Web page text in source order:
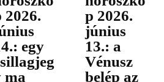
2026.
egy
ma
p 2026.
június
13.: a
Vénusz
belép az